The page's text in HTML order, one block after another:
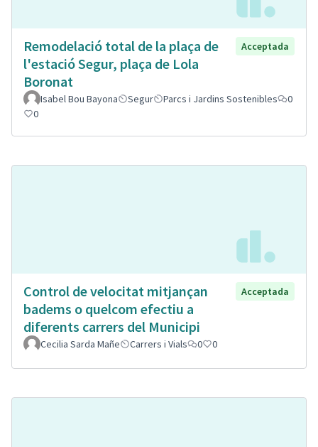
Remodelació total de la plaça de
l'estació Segur, plaça de Lola
Boronat
Acceptada
Isabel Bou Bayona Segur Parcs i Jardins Sostenibles
0
0
Control de velocitat mitjançan
badems o quelcom efectiu a
diferents carrers del Municipi
Acceptada
Cecilia Sarda Mañe Carrers i Vials 0 0